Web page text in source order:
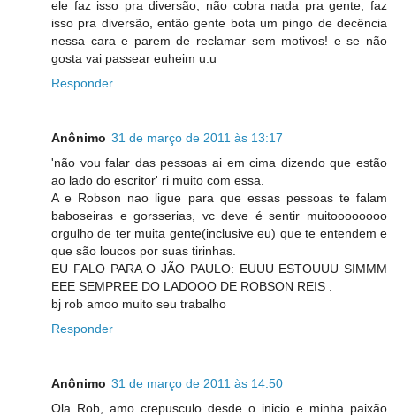
ele faz isso pra diversão, não cobra nada pra gente, faz
isso pra diversão, então gente bota um pingo de decência
nessa cara e parem de reclamar sem motivos! e se não
gosta vai passear euheim u.u
Responder
Anônimo 31 de março de 2011 às 13:17
'não vou falar das pessoas ai em cima dizendo que estão
ao lado do escritor' ri muito com essa.
A e Robson nao ligue para que essas pessoas te falam
baboseiras e gorsserias, vc deve é sentir muitoooooooo
orgulho de ter muita gente(inclusive eu) que te entendem e
que são loucos por suas tirinhas.
EU FALO PARA O JÃO PAULO: EUUU ESTOUUU SIMMM
EEE SEMPREE DO LADOOO DE ROBSON REIS .
bj rob amoo muito seu trabalho
Responder
Anônimo 31 de março de 2011 às 14:50
Ola Rob, amo crepusculo desde o inicio e minha paixão